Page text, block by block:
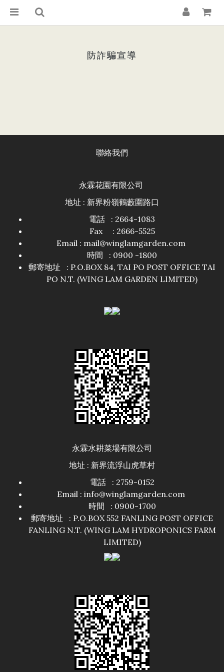
防詐騙宣導
聯絡我們
永霖花園有限公司
地址 : 新界粉嶺鶴藪圍路口
電話 : 2664-1083
Fax : 2666-5525
Email : mail@winglamgarden.com
時間 : 0900 -1800
郵寄地址 : P.O.BOX 84, TAI PO POST OFFICE TAI
PO N.T. (WING LAM GARDEN LIMITED)
永霖水耕菜場有限公司
地址 : 新界流浮山虎草村
電話 : 2759-0152
Email : info@winglamgarden.com
時間 : 0900-1700
郵寄地址 : P.O.BOX 552 FANLING POST OFFICE
FANLING N.T. (WING LAM HYDROPONICS FARM
LIMITED)